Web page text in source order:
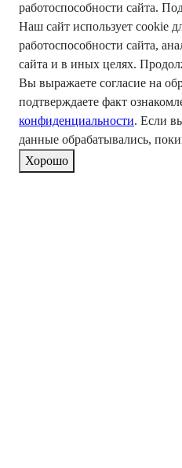
работоспособности сайта.
Наш сайт использует cookie
работоспособности сайта,
сайта и в иных целях.
Вы выражаете согласие на
подтверждаете факт
конфиденциальности. Если
данные обрабатывались,
Хорошо